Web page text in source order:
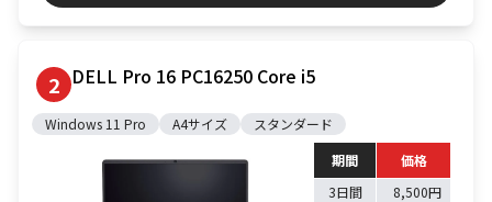
2 DELL Pro 16 PC16250 Core i5
Windows 11 Pro A4サイズ
スタンダード
期間
価格
3日間
8,500円